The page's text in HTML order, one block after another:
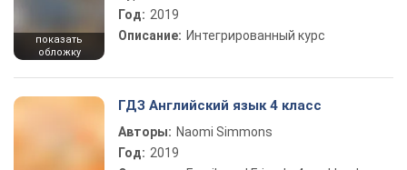
показать
обложку
Год: 2019
Описание: Интегрированный курс
ГДЗ Английский язык 4 класс
Авторы: Naomi Simmons
Год: 2019